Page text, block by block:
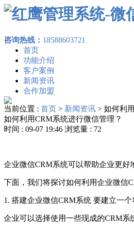
咨询热线： 18588603721
首页
功能介绍
客户案例
新闻资讯
合作加盟
当前位置 : 首页 > 新闻资讯 > 如何利
如何利用CRM系统进行微信管理？
时间 : 09-07 19:46 浏览量 : 72
企业微信CRM系统可以帮助企业更好
下面，我们将探讨如何利用企业微信
1. 搭建企业微信CRM系统 要建立一
企业可以选择使用一些现成的CRM系